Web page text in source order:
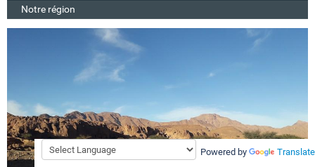
Notre région
Powered by Translate